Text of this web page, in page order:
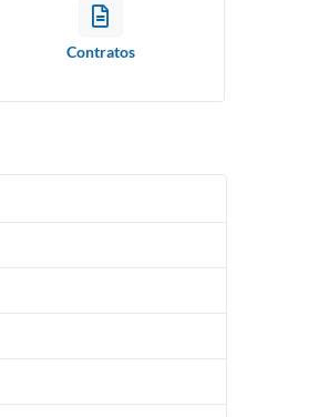
Contratos